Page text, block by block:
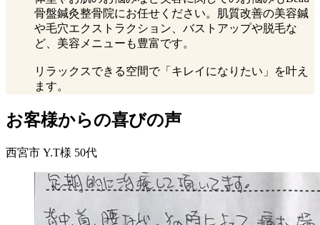
骨盤鍼灸整骨院にお任せください。肌質改善の美容鍼
や毛穴エクストラクション、バストアップや脱毛な
ど、美容メニューも豊富です。
リラックスできる空間で「キレイになりたい」を叶え
ます。
お客様からの喜びの声
西宮市 Y.T様 50代